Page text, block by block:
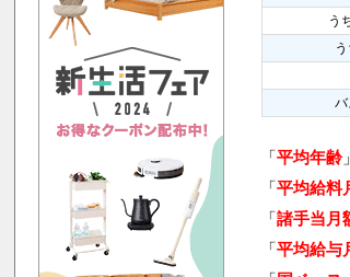
う
「平均年齢
「平均給料
「諸手当月
「平均給与